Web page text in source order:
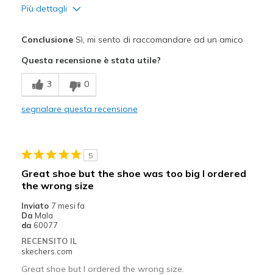
Più dettagli
Comfortable
Migliori Utilizzi:
Casual Wear
View On Shoes
ConclusioneSì, mi sento di raccomandare ad un amico
Questa recensione è stata utile?
3 0
segnalare questa recensione
5
Great shoe but the shoe was too big I ordered
the wrong size
Inviato 7 mesi fa
Da Mala
da 60077
RECENSITO IL
skechers.com
Great shoe but I ordered the wrong size.